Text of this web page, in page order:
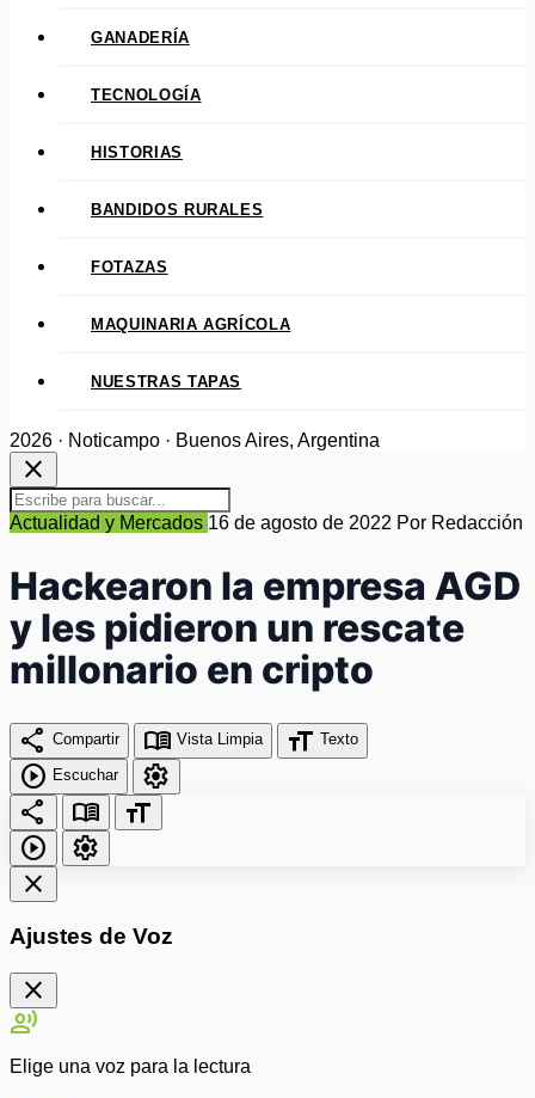
GANADERÍA
TECNOLOGÍA
HISTORIAS
BANDIDOS RURALES
FOTAZAS
MAQUINARIA AGRÍCOLA
NUESTRAS TAPAS
2026 · Noticampo · Buenos Aires, Argentina
close
Actualidad y Mercados 16 de agosto de 2022 Por Redacción
Hackearon la empresa AGD
y les pidieron un rescate
millonario en cripto
share Compartir menu_book Vista Limpia format_size Texto
play_circle Escuchar
settings
share
menu_book
format_size
play_circle
settings
close
Ajustes de Voz
close
record_voice_over
Elige una voz para la lectura